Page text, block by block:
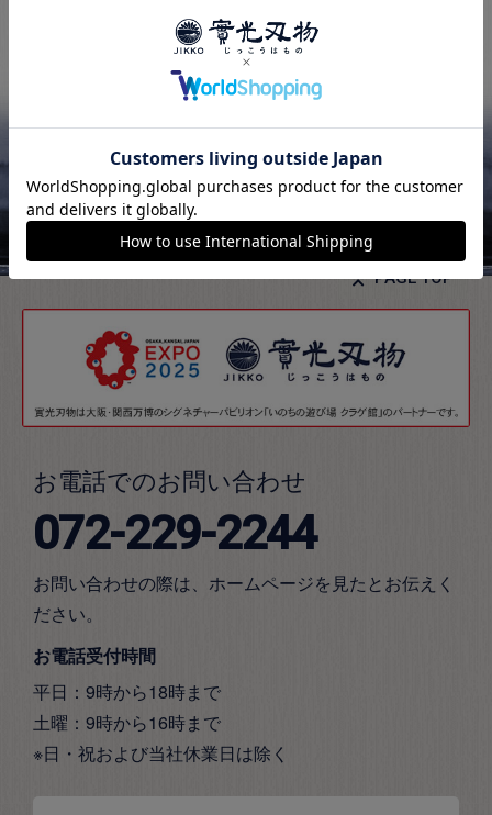
PAGE TOP
お電話でのお問い合わせ
072-229-2244
お問い合わせの際は、ホームページを見たとお伝えく
ださい。
お電話受付時間
平日：9時から18時まで
土曜：9時から16時まで
※日・祝および当社休業日は除く